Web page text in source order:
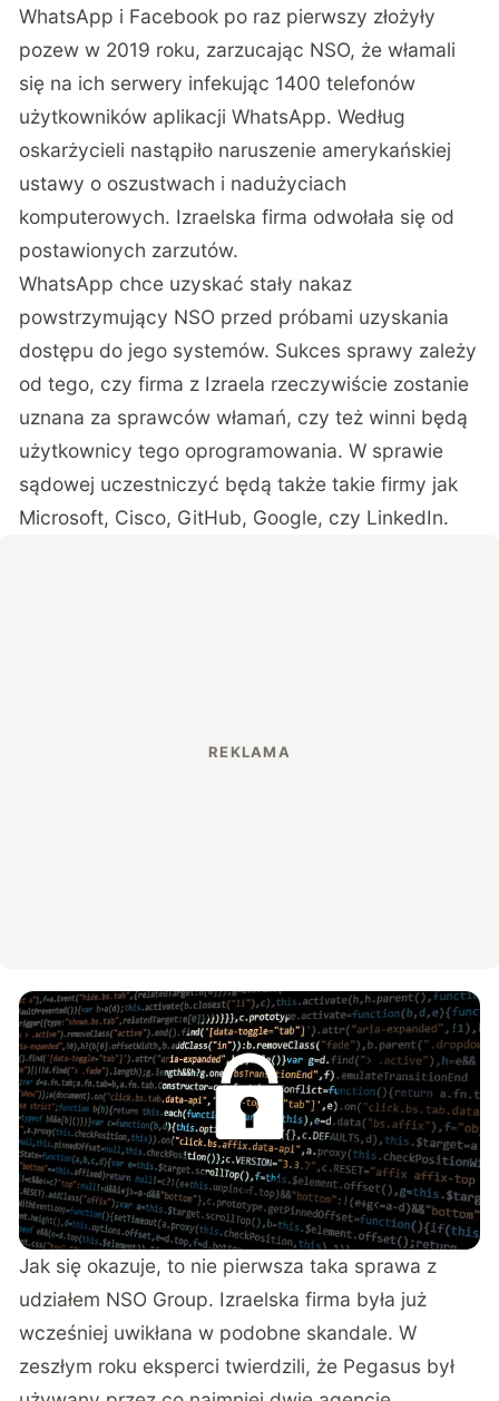
WhatsApp i Facebook po raz pierwszy złożyły
pozew w 2019 roku, zarzucając NSO, że włamali
się na ich serwery infekując 1400 telefonów
użytkowników aplikacji WhatsApp. Według
oskarżycieli nastąpiło naruszenie amerykańskiej
ustawy o oszustwach i nadużyciach
komputerowych. Izraelska firma odwołała się od
postawionych zarzutów.
WhatsApp chce uzyskać stały nakaz
powstrzymujący NSO przed próbami uzyskania
dostępu do jego systemów. Sukces sprawy zależy
od tego, czy firma z Izraela rzeczywiście zostanie
uznana za sprawców włamań, czy też winni będą
użytkownicy tego oprogramowania. W sprawie
sądowej uczestniczyć będą także takie firmy jak
Microsoft, Cisco, GitHub, Google, czy LinkedIn.
Jak się okazuje, to nie pierwsza taka sprawa z
udziałem NSO Group. Izraelska firma była już
wcześniej uwikłana w podobne skandale. W
zeszłym roku eksperci twierdzili, że Pegasus był